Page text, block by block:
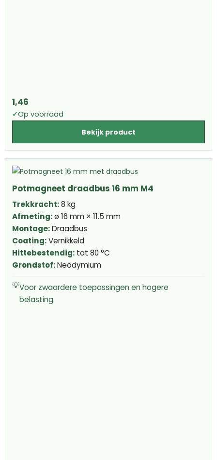
1,46
✓Op voorraad
Bekijk product
Potmagneet draadbus 16 mm M4
Trekkracht:8 kg
Afmeting:ø 16 mm × 11.5 mm
Montage:Draadbus
Coating:Vernikkeld
Hittebestendig: tot 80 °C
Grondstof:Neodymium
💡Voor zwaardere toepassingen en hogere
belasting.